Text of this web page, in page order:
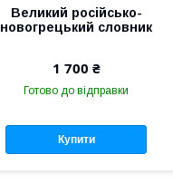
Великий російсько-
новогрецький словник
1 700 ₴
Готово до відправки
Купити